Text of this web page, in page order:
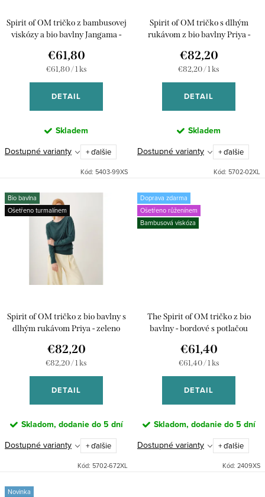
d
u
o
v
Spirit of OM tričko z bambusovej
viskózy a bio bavlny Jangama -
€61,80
Jednotková
cena:
€61,80 / 1 ks
DETAIL
Skladem
Dostupné varianty + ďalšie
Kód: 5403-99XS
Spirit of OM tričko s dlhým
rukávom z bio bavlny Priya -
€82,20
Jednotková
cena:
€82,20 / 1 ks
DETAIL
Skladem
Dostupné varianty + ďalšie
Kód: 5702-02XL
Bio bavlna
Ošetřeno turmalínem
Spirit of OM tričko z bio bavlny s
dlhým rukávom Priya - zeleno
€82,20
Jednotková
cena:
€82,20 / 1 ks
DETAIL
Skladom, dodanie do 5 dní
Dostupné varianty + ďalšie
Kód: 5702-672XL
Doprava zdarma
Ošetřeno růženínem
Bambusová viskóza
The Spirit of OM tričko z bio
bavlny - bordové s potlačou
€61,40
Jednotková
cena:
€61,40 / 1 ks
DETAIL
Skladom, dodanie do 5 dní
Dostupné varianty + ďalšie
Kód: 2409XS
Novinka